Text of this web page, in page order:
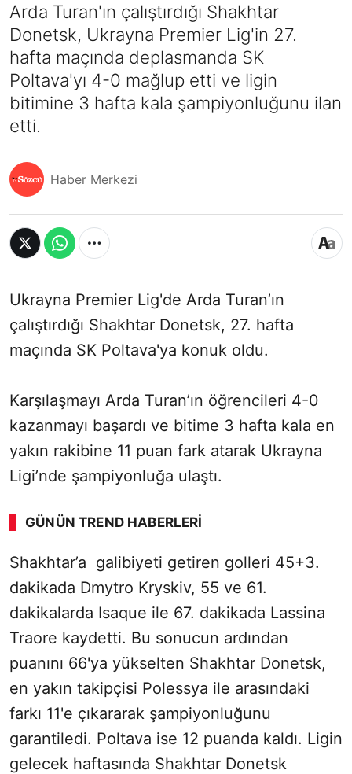
Arda Turan'ın çalıştırdığı Shakhtar
Donetsk, Ukrayna Premier Lig'in 27.
hafta maçında deplasmanda SK
Poltava'yı 4-0 mağlup etti ve ligin
bitimine 3 hafta kala şampiyonluğunu ilan
etti.
Haber Merkezi
Ukrayna Premier Lig'de Arda Turan’ın
çalıştırdığı Shakhtar Donetsk, 27. hafta
maçında SK Poltava'ya konuk oldu.
Karşılaşmayı Arda Turan’ın öğrencileri 4-0
kazanmayı başardı ve bitime 3 hafta kala en
yakın rakibine 11 puan fark atarak Ukrayna
Ligi’nde şampiyonluğa ulaştı.
GÜNÜN TREND HABERLERI
00:01 / 09:08
Sesi Aç
Shakhtar’a galibiyeti getiren golleri 45+3.
dakikada Dmytro Kryskiv, 55 ve 61.
dakikalarda Isaque ile 67. dakikada Lassina
Traore kaydetti. Bu sonucun ardından
puanını 66'ya yükselten Shakhtar Donetsk,
en yakın takipçisi Polessya ile arasındaki
farkı 11'e çıkararak şampiyonluğunu
garantiledi. Poltava ise 12 puanda kaldı. Ligin
gelecek haftasında Shakhtar Donetsk